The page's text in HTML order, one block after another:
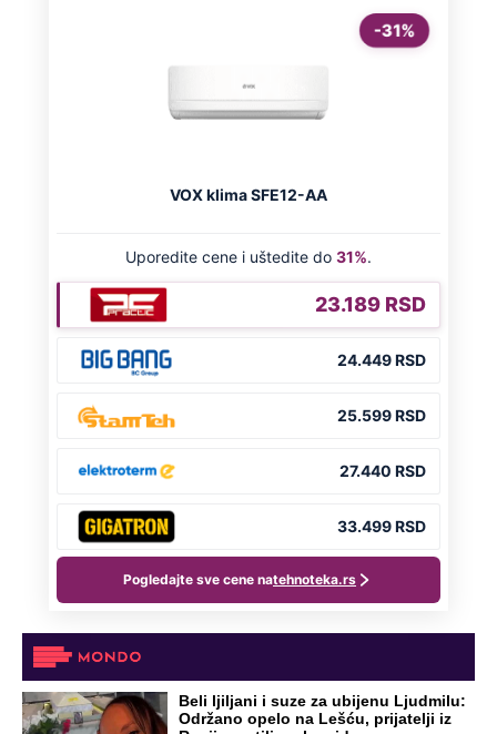
Beli ljiljani i suze za ubijenu Ljudmilu:
Održano opelo na Lešću, prijatelji iz